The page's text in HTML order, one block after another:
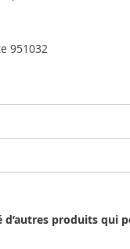
951032
d’autres produits qui